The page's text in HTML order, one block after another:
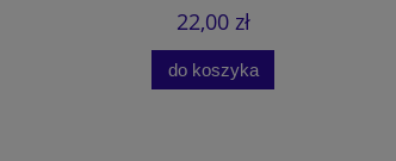
22,00 zł
do koszyka